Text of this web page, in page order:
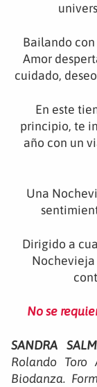
Bailando
Amor
cuidado,
En este
principio, te
año con un
Una
Dirigido a
No se
SANDRA
Rolando Toro
Biodanza.